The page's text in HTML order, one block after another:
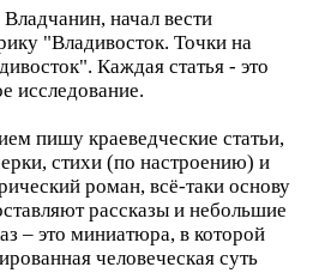
начал вести
"Владивосток. Точки на
Каждая статья - это
исследование.
пишу краеведческие статьи,
стихи (по настроению) и
роман, всё-таки основу
рассказы и небольшие
– это миниатюра, в которой
человеческая суть